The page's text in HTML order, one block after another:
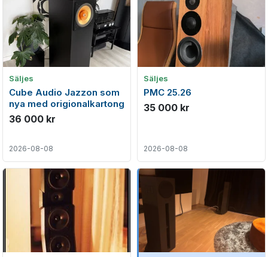
Säljes
Cube Audio Jazzon som
nya med origionalkartong
36 000 kr
2026-08-08
Säljes
PMC 25.26
35 000 kr
2026-08-08